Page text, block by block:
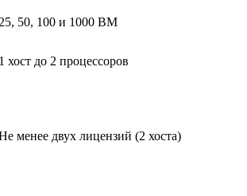
25, 50, 100 и 1000 ВМ
1 хост до 2 процессоров
менее двух лицензий (2 хоста)